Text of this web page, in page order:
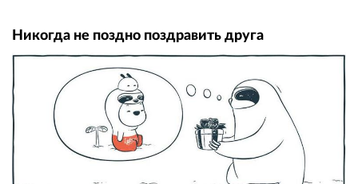
Никогда не поздно поздравить друга